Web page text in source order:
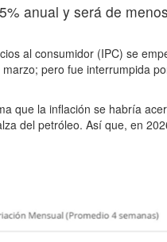
anual y será de
al consumidor (IPC) se
pero fue interrumpida
que la inflación se habría
del petróleo. Así que, en